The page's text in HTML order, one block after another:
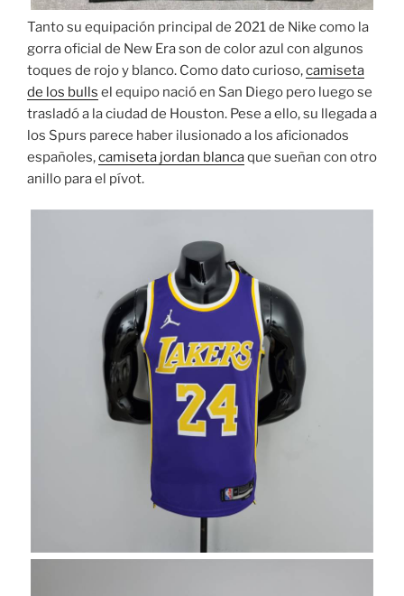
Tanto su equipación principal de 2021 de Nike como la
gorra oficial de New Era son de color azul con algunos
toques de rojo y blanco. Como dato curioso,camiseta
de los bulls el equipo nació en San Diego pero luego se
trasladó a la ciudad de Houston. Pese a ello, su llegada a
los Spurs parece haber ilusionado a los aficionados
españoles,camiseta jordan blancaque sueñan con otro
anillo para el pívot.